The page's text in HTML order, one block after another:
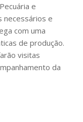
e
necessários e
com uma
de produção.
visitas
da